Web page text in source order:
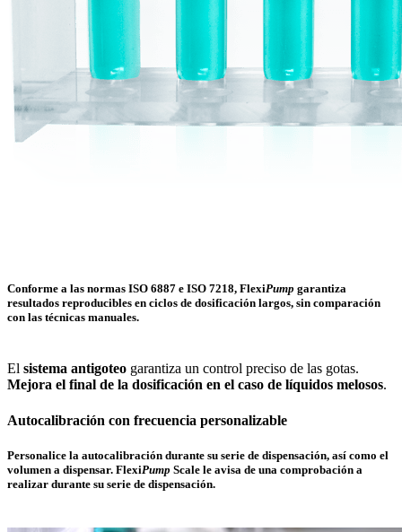
Conforme a las normas ISO 6887 e ISO 7218, FlexiPump garantiza
resultados reproducibles en ciclos de dosificación largos, sin comparación
con las técnicas manuales.
El sistema antigoteo garantiza un control preciso de las gotas.
Mejora el final de la dosificación en el caso de líquidos melosos.
Autocalibración con frecuencia personalizable
Personalice la autocalibración durante su serie de dispensación, así como el
volumen a dispensar. FlexiPump Scale le avisa de una comprobación a
realizar durante su serie de dispensación.